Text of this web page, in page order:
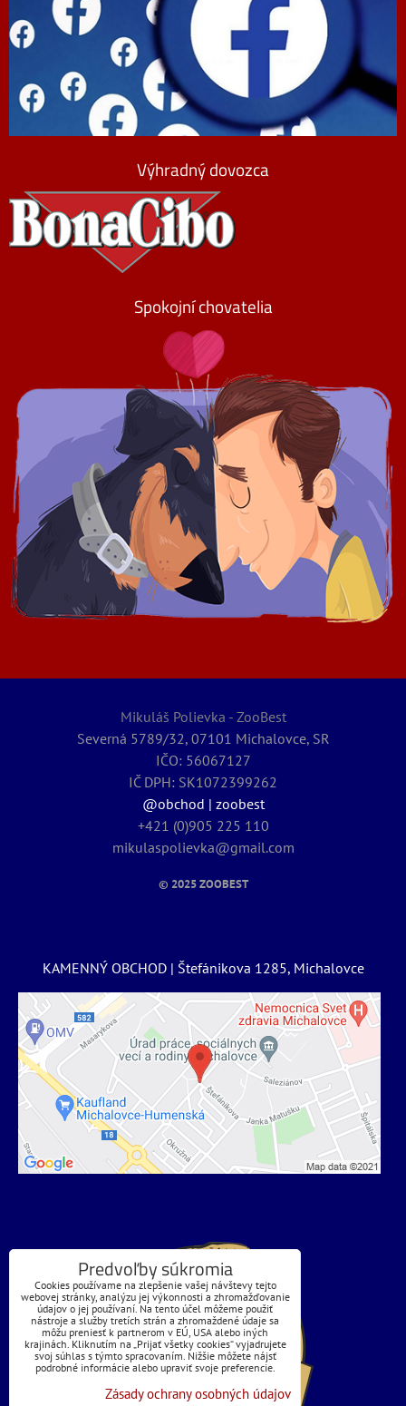
Výhradný dovozca
Spokojní chovatelia
Mikuláš Polievka - ZooBest
Severná 5789/32, 07101 Michalovce, SR
IČO: 56067127
IČ DPH: SK1072399262
@obchod | zoobest
+421 (0)905 225 110
mikulaspolievka@gmail.com
© 2025ZOOBEST
KAMENNÝ OBCHOD | Štefánikova 1285, Michalovce
Predvoľby súkromia
Cookies používame na zlepšenie vašej návštevy tejto
webovej stránky, analýzu jej výkonnosti a zhromažďovanie
údajov o jej používaní. Na tento účel môžeme použiť
nástroje a služby tretích strán a zhromaždené údaje sa
môžu preniesť k partnerom v EÚ, USA alebo iných
krajinách. Kliknutím na „Prijať všetky cookies“ vyjadrujete
svoj súhlas s týmto spracovaním. Nižšie môžete nájsť
podrobné informácie alebo upraviť svoje preferencie.
Zásady ochrany osobných údajov